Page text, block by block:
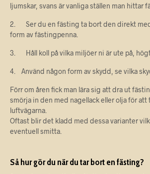
ljumskar, svans är vanliga ställen man hittar
2. Ser du en fästing ta bort den direkt
form av fästingpenna.
3. Håll koll på vilka miljöer ni är ute på,
4. Använd någon form av skydd, se vilka
Förr om åren fick man lära sig att dra ut
smörja in den med nagellack eller olja för att
luftvägarna.
Oftast blir det kladd med dessa varianter
eventuell smitta.
Så hur gör du när du tar bort en fästing?